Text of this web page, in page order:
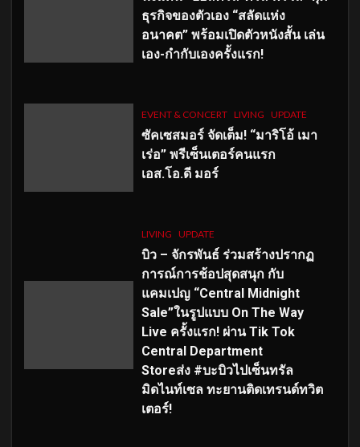
ธุรกิจของตัวเอง “สลัดแห่ง
อนาคต” พร้อมเปิดตัวหนังสั้น เล่น
เอง-กำกับเองครั้งแรก!
EVENT & CONCERT LIVING UPDATE
ซัคเซสมอร์ จัดเต็ม! “มาริโอ้ เมา
เร่อ” พรีเซ็นเตอร์คนแรก
เอส.โอ.ดี มอร์
LIVING UPDATE
บิว – จักรพันธ์ ร่วมสร้างปรากฏ
การณ์การช้อปสุดสนุก กับ
แคมเปญ “Central Midnight
Sale”ในรูปแบบ On The Way
Live ครั้งแรก! ผ่าน Tik Tok
Central Department
Storeส่ง #บะบิวไปเซ็นทรัล
มิดไนท์เซล ทะยานติดเทรนด์ทวิต
เตอร์!